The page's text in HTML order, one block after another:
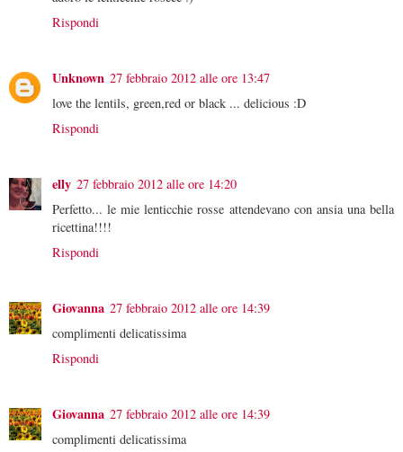
Rispondi
Unknown 27 febbraio 2012 alle ore 13:47
love the lentils, green,red or black ... delicious :D
Rispondi
elly 27 febbraio 2012 alle ore 14:20
Perfetto... le mie lenticchie rosse attendevano con ansia una bella
ricettina!!!!
Rispondi
Giovanna 27 febbraio 2012 alle ore 14:39
complimenti delicatissima
Rispondi
Giovanna 27 febbraio 2012 alle ore 14:39
complimenti delicatissima